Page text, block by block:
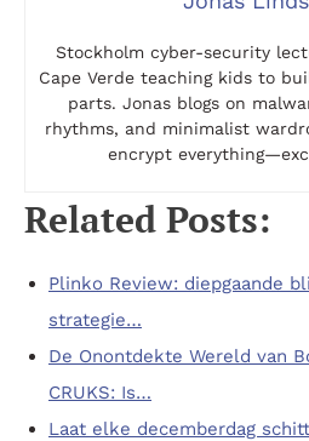
Stockholm cyber-security
Cape Verde teaching kids to
parts. Jonas blogs on
rhythms, and minimalist
encrypt
Related Posts:
Plinko Review: diepgaande
strategie…
De Onontdekte Wereld van
CRUKS: Is…
Laat elke decemberdag